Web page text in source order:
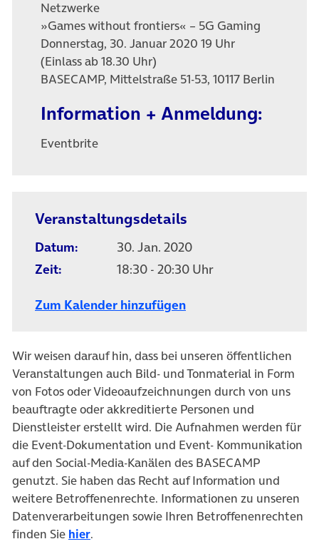
Netzwerke
»Games without frontiers« – 5G Gaming
Donnerstag, 30. Januar 2020 19 Uhr
(Einlass ab 18.30 Uhr)
BASECAMP, Mittelstraße 51-53, 10117 Berlin
Information + Anmeldung:
Eventbrite
Veranstaltungsdetails
Datum:
30. Jan. 2020
Zeit:
18:30 - 20:30 Uhr
Zum Kalender hinzufügen
Wir weisen darauf hin, dass bei unseren öffentlichen
Veranstaltungen auch Bild- und Tonmaterial in Form
von Fotos oder Videoaufzeichnungen durch von uns
beauftragte oder akkreditierte Personen und
Dienstleister erstellt wird. Die Aufnahmen werden für
die Event-Dokumentation und Event- Kommunikation
auf den Social-Media-Kanälen des BASECAMP
genutzt. Sie haben das Recht auf Information und
weitere Betroffenenrechte. Informationen zu unseren
Datenverarbeitungen sowie Ihren Betroffenenrechten
finden Sie hier.